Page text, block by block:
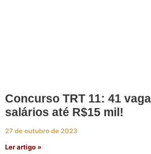
Concurso TRT 11: 41
salários até R$15 mil!
27 de outubro de 2023
Ler artigo »